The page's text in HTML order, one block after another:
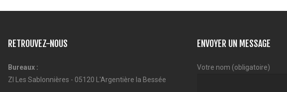
RETROUVEZ-NOUS
Bureaux :
ZI Les Sablonnières - 05120 L'Argentière la Bessée
ENVOYER UN MESSAGE
Votre nom (obligatoire)